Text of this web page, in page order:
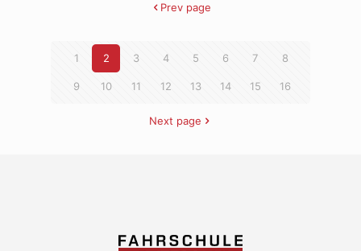
Prev page
1 2 3 4 5 6 7 8
9 10 11 12 13 14 15 16
Next page